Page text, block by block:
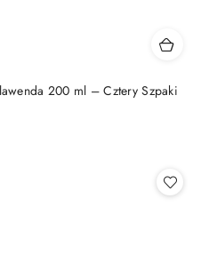
200 ml – Cztery Szpaki